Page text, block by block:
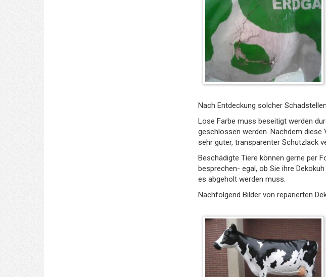
Nach Entdeckung solcher
Lose Farbe muss beseitigt werden
geschlossen werden. Nachdem diese
sehr guter, transparenter Schutzlack
Beschädigte Tiere können gerne per
besprechen- egal, ob Sie ihre
es abgeholt werden muss.
Nachfolgend Bilder von reparierten